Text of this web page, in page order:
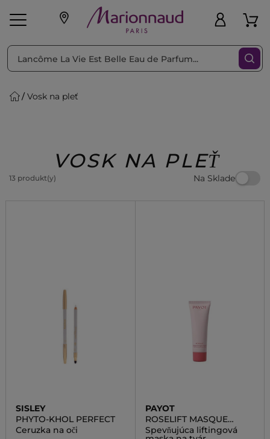
pleť Líčenie
Beauty
Vosk na pleť
VOSK NA PLEŤ
13 produkt(y) Na Sklade
Triediť podľa Filtrovať
SISLEY
PHYTO-KHOL PERFECT
Ceruzka na oči
PAYOT
ROSELIFT MASQUE
TENSEUR LIFTANT
Spevňujúca liftingová